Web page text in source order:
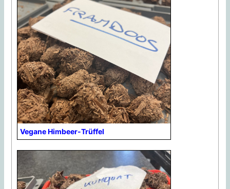
Vegane Himbeer-Trüffel